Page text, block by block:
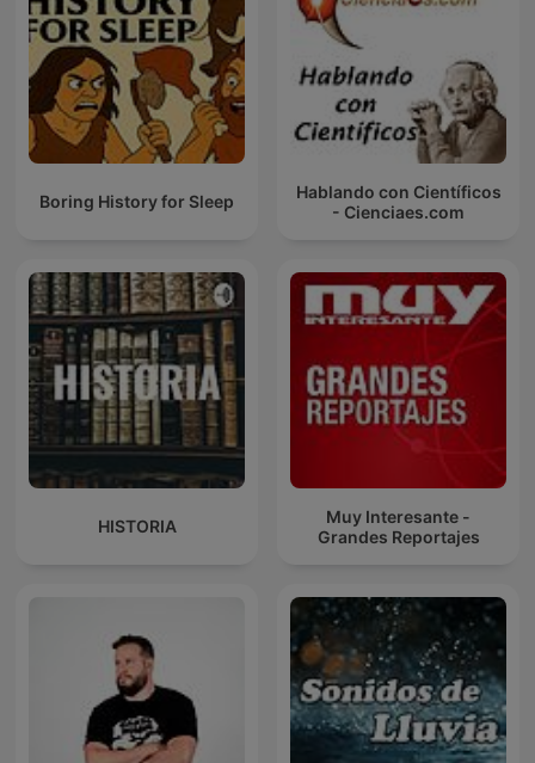
Boring History for Sleep
Hablando con Científicos
- Cienciaes.com
HISTORIA
Muy Interesante -
Grandes Reportajes